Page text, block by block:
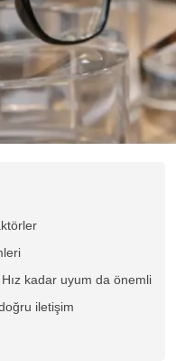
kadar uyum da önemli
iletişim